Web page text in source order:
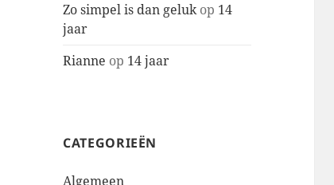
Zo simpel is dan gelukop 14
jaar
Rianne op 14 jaar
CATEGORIEËN
Algemeen